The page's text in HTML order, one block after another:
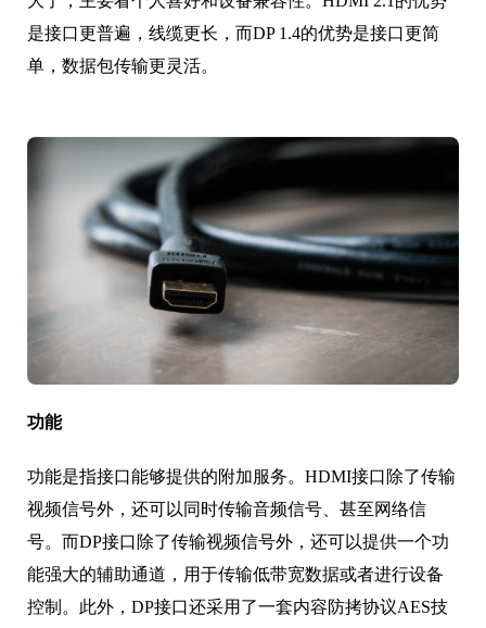
是接口更普遍，线缆更长，而DP 1.4的优势是接口更简
单，数据包传输更灵活。
功能
功能是指接口能够提供的附加服务。HDMI接口除了传输
视频信号外，还可以同时传输音频信号、甚至网络信
号。而DP接口除了传输视频信号外，还可以提供一个功
能强大的辅助通道，用于传输低带宽数据或者进行设备
控制。此外，DP接口还采用了一套内容防拷协议AES技